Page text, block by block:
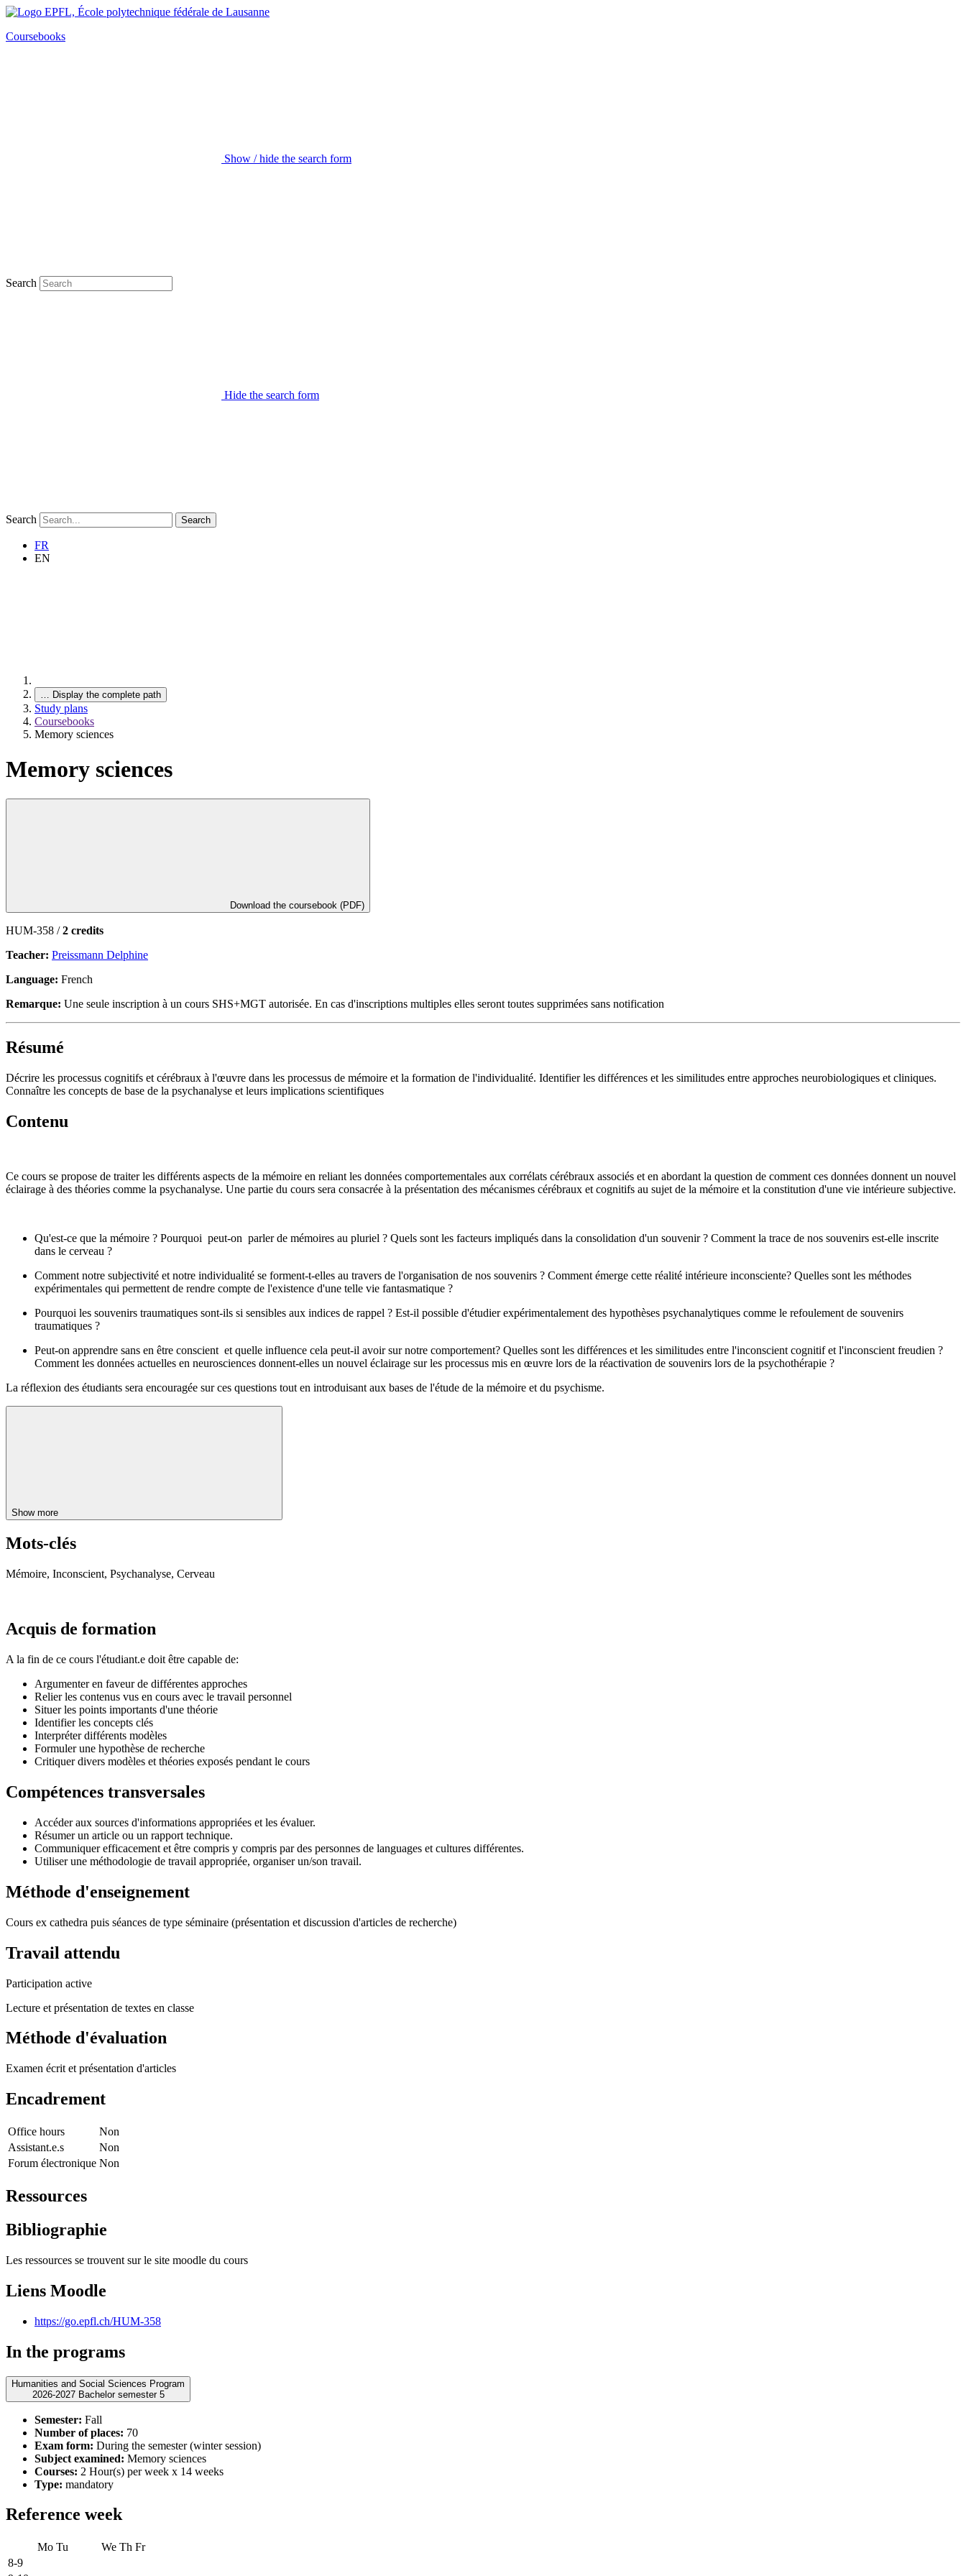
Coursebooks
Show / hide the search form
Search
Hide the search form
Search Search
FR
EN
… Display the complete path
Study plans
Coursebooks
Memory sciences
Memory sciences
Download the coursebook (PDF)
HUM-358 /2 credits
Teacher: Preissmann Delphine
Language: French
Remarque: Une seule inscription à un cours SHS+MGT autorisée. En cas d'inscriptions multiples elles seront toutes supprimées sans notification
Résumé
Décrire les processus cognitifs et cérébraux à l'œuvre dans les processus de mémoire et la formation de l'individualité. Identifier les différences et les similitudes entre approches neurobiologiques et cliniques.
Connaître les concepts de base de la psychanalyse et leurs implications scientifiques
Contenu
Ce cours se propose de traiter les différents aspects de la mémoire en reliant les données comportementales aux corrélats cérébraux associés et en abordant la question de comment ces données donnent un nouvel
éclairage à des théories comme la psychanalyse. Une partie du cours sera consacrée à la présentation des mécanismes cérébraux et cognitifs au sujet de la mémoire et la constitution d'une vie intérieure subjective.
Qu'est-ce que la mémoire ? Pourquoi peut-on parler de mémoires au pluriel ? Quels sont les facteurs impliqués dans la consolidation d'un souvenir ? Comment la trace de nos souvenirs est-elle inscrite
dans le cerveau ?
Comment notre subjectivité et notre individualité se forment-t-elles au travers de l'organisation de nos souvenirs ? Comment émerge cette réalité intérieure inconsciente? Quelles sont les méthodes
expérimentales qui permettent de rendre compte de l'existence d'une telle vie fantasmatique ?
Pourquoi les souvenirs traumatiques sont-ils si sensibles aux indices de rappel ? Est-il possible d'étudier expérimentalement des hypothèses psychanalytiques comme le refoulement de souvenirs
traumatiques ?
Peut-on apprendre sans en être conscient et quelle influence cela peut-il avoir sur notre comportement? Quelles sont les différences et les similitudes entre l'inconscient cognitif et l'inconscient freudien ?
Comment les données actuelles en neurosciences donnent-elles un nouvel éclairage sur les processus mis en œuvre lors de la réactivation de souvenirs lors de la psychothérapie ?
La réflexion des étudiants sera encouragée sur ces questions tout en introduisant aux bases de l'étude de la mémoire et du psychisme.
Show more
Mots-clés
Mémoire, Inconscient, Psychanalyse, Cerveau
Acquis de formation
A la fin de ce cours l'étudiant.e doit être capable de:
Argumenter en faveur de différentes approches
Relier les contenus vus en cours avec le travail personnel
Situer les points importants d'une théorie
Identifier les concepts clés
Interpréter différents modèles
Formuler une hypothèse de recherche
Critiquer divers modèles et théories exposés pendant le cours
Compétences transversales
Accéder aux sources d'informations appropriées et les évaluer.
Résumer un article ou un rapport technique.
Communiquer efficacement et être compris y compris par des personnes de languages et cultures différentes.
Utiliser une méthodologie de travail appropriée, organiser un/son travail.
Méthode d'enseignement
Cours ex cathedra puis séances de type séminaire (présentation et discussion d'articles de recherche)
Travail attendu
Participation active
Lecture et présentation de textes en classe
Méthode d'évaluation
Examen écrit et présentation d'articles
Encadrement
Office hours
Non
Assistant.e.s
Non
Forum électronique Non
Ressources
Bibliographie
Les ressources se trouvent sur le site moodle du cours
Liens Moodle
https://go.epfl.ch/HUM-358
In the programs
Humanities and Social Sciences Program
2026-2027 Bachelor semester 5
Semester: Fall
Number of places: 70
Exam form: During the semester (winter session)
Subject examined: Memory sciences
Courses: 2 Hour(s) per week x 14 weeks
Type: mandatory
Reference week
Mo Tu We Th Fr
8-9